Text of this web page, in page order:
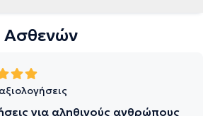
Ασθενών
για αληθινούς ανθρώπους